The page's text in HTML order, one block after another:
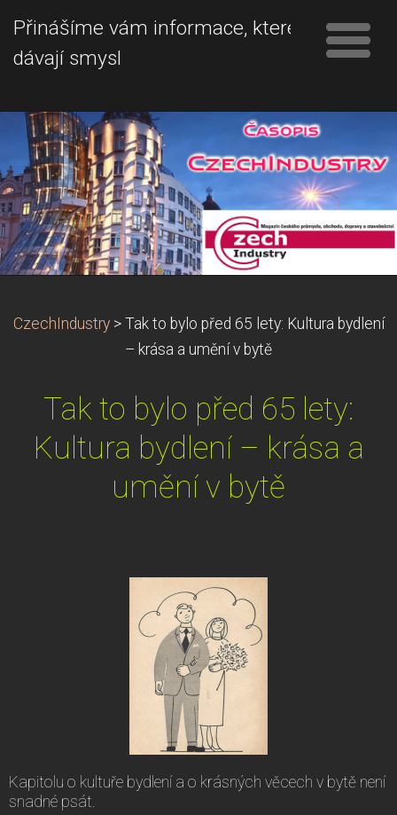
Přinášíme vám informace, které
dávají smysl
CzechIndustry > Tak to bylo před 65 lety: Kultura bydlení
– krása a umění v bytě
Tak to bylo před 65 lety:
Kultura bydlení – krása a
umění v bytě
Kapitolu o kultuře bydlení a o krásných věcech v bytě není
snadné psát.